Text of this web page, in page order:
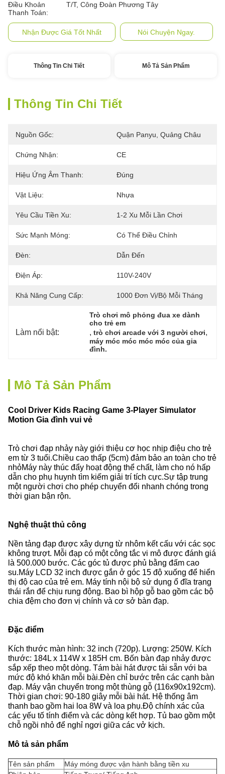
Điều Khoản
Thanh Toán:
T/T, Công Đoàn Phương Tây
Nhận Được Giá Tốt Nhất Nói Chuyện Ngay.
Thông Tin Chi Tiết Mô Tả Sản Phẩm
Thông Tin Chi Tiết
Nguồn Gốc: Quận Panyu, Quảng Châu
Chứng Nhận: CE
Hiệu Ứng Âm Thanh: Đúng
Vật Liệu: Nhựa
Yêu Cầu Tiền Xu: 1-2 Xu Mỗi Lần Chơi
Sức Mạnh Móng: Có Thể Điều Chỉnh
Đèn: Dẫn Đến
Điện Áp: 110V-240V
Khả Năng Cung Cấp: 1000 Đơn Vị/bộ Mỗi Tháng
Làm nổi bật:
Trò chơi mô phỏng đua xe dành
cho trẻ em
, trò chơi arcade với 3 người chơi
máy móc móc móc móc của gia
đình.
Mô Tả Sản Phẩm
Cool Driver Kids Racing Game 3-Player Simulator
Motion Gia đình vui vẻ
Trò chơi đạp nhảy này giới thiệu cơ học nhịp điệu cho trẻ
em từ 3 tuổi.Chiều cao thấp (5cm) đảm bảo an toàn cho trẻ
nhỏMáy này thúc đẩy hoạt động thể chất, làm cho nó hấp
dẫn cho phụ huynh tìm kiếm giải trí tích cực.Sự tập trung
một người chơi cho phép chuyển đổi nhanh chóng trong
thời gian bận rộn.
Nghệ thuật thủ công
Nền tảng đạp được xây dựng từ nhôm kết cấu với các sọc
không trượt. Mỗi đạp có một công tắc vi mô được đánh giá
là 500.000 bước. Các góc tủ được phủ bằng đấm cao
su.Máy LCD 32 inch được gắn ở góc 15 độ xuống để hiển
thị độ cao của trẻ em. Máy tính nội bộ sử dụng ổ đĩa trạng
thái rắn để chịu rung động. Bao bì hộp gỗ bao gồm các bộ
chia đệm cho đơn vị chính và cơ sở bàn đạp.
Đặc điểm
Kích thước màn hình: 32 inch (720p). Lượng: 250W. Kích
thước: 184L x 114W x 185H cm. Bốn bàn đạp nhảy được
sắp xếp theo một dòng. Tám bài hát được tải sẵn với ba
mức độ khó khăn mỗi bài.Đèn chỉ bước trên các cạnh bàn
đạp. Máy vận chuyển trong một thùng gỗ (116x90x192cm).
Thời gian chơi: 90-180 giây mỗi bài hát. Hệ thống âm
thanh bao gồm hai loa 8W và loa phụ.Độ chính xác của
các yếu tố tính điểm và các dòng kết hợp. Tủ bao gồm một
chỗ ngồi nhỏ để nghỉ ngơi giữa các vở kịch.
Mô tả sản phẩm
Tên sản phẩm
Máy móng được vận hành bằng tiền xu